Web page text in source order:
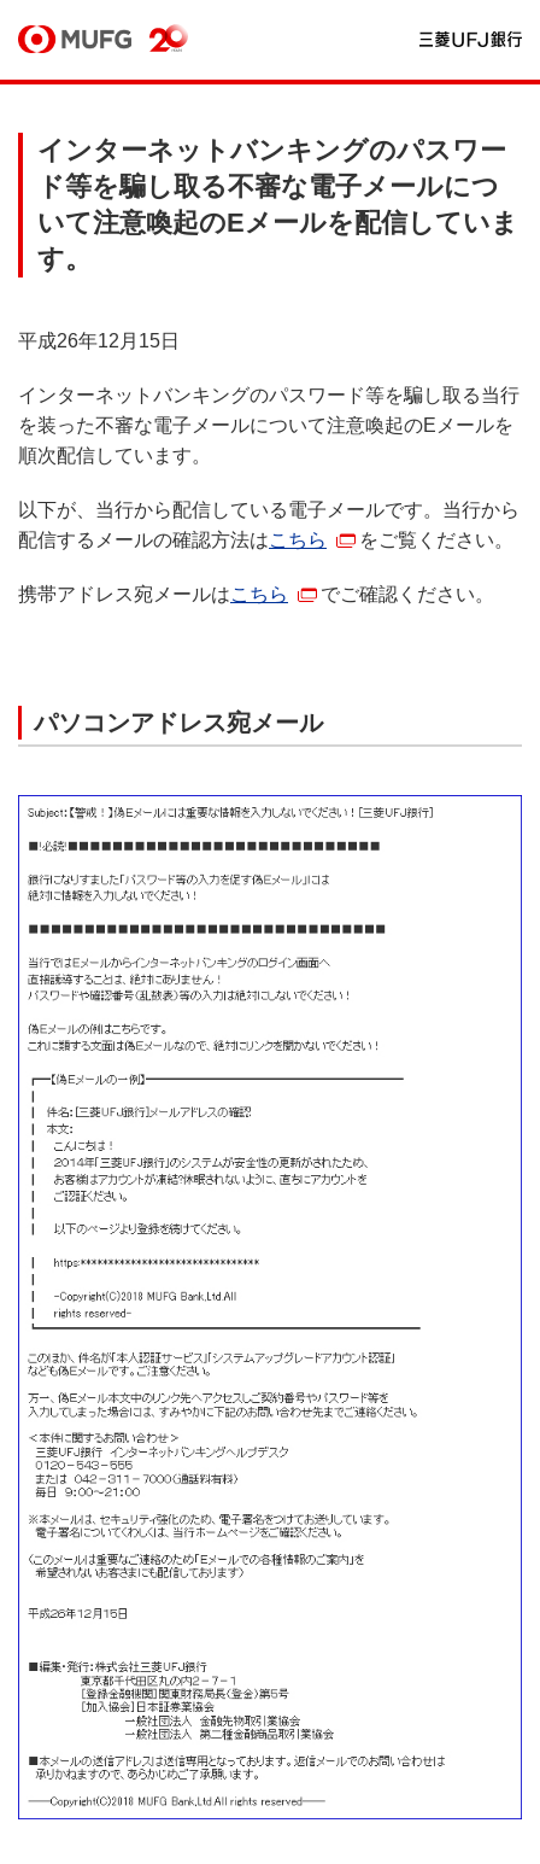
インターネットバンキングのパスワー
ド等を騙し取る不審な電子メールにつ
いて注意喚起のEメールを配信していま
す。
平成26年12月15日
インターネットバンキングのパスワード等を騙し取る当行
を装った不審な電子メールについて注意喚起のEメールを
順次配信しています。
以下が、当行から配信している電子メールです。当行から
配信するメールの確認方法はこちら をご覧ください。
携帯アドレス宛メールはこちら でご確認ください。
パソコンアドレス宛メール